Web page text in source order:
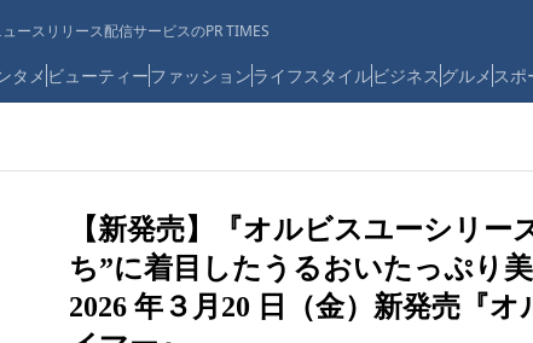
ースリリース配信サービスのPR TIMES
タメ ビューティーファッションライフスタイルビジネス グルメ スポ
【新発売】『オルビスユーシリ
ち”に着目したうるおいたっぷり
2026 年３月20 日（金）新発売『